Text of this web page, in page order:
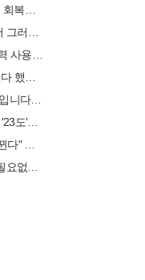
주식으로 20억 수익 인증한 사람입니다…순식간에 싹